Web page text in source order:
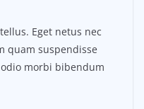
Eget netus nec
quam suspendisse
morbi bibendum